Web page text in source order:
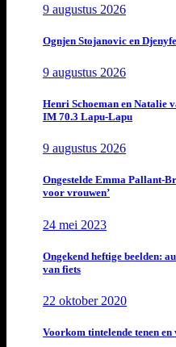
9 augustus 2026
Ognjen Stojanovic en
9 augustus 2026
Henri Schoeman en Natalie
IM 70.3 Lapu-Lapu
9 augustus 2026
Ongestelde Emma Pallant-
voor vrouwen’
24 mei 2023
Ongekend heftige beelden:
van fiets
22 oktober 2020
Voorkom tintelende tenen